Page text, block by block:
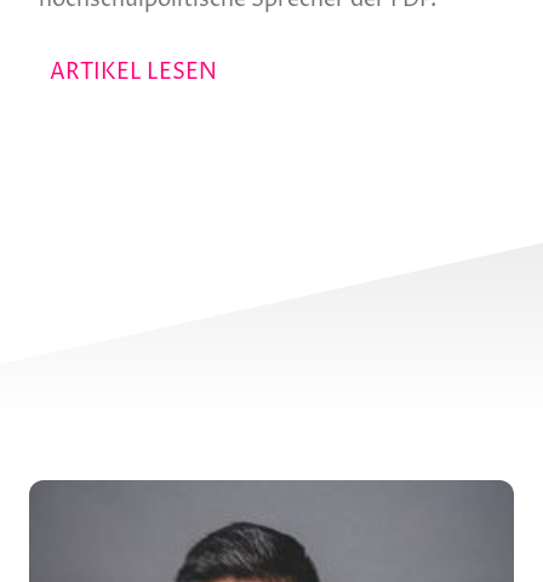
ARTIKEL LESEN